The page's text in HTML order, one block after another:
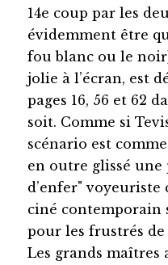
14e coup par les
évidemment être
fou blanc ou le
jolie à l’écran, est
pages 16, 56 et 62
soit. Comme si
scénario est
en outre glissé une
d’enfer" voyeuriste
ciné contemporain
pour les frustrés de
Les grands maîtres